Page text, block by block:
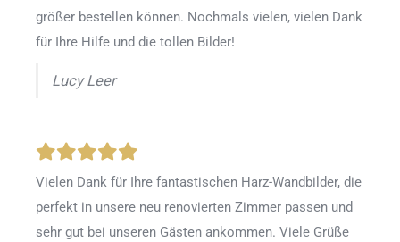
größer bestellen können. Nochmals vielen, vielen Dank
für Ihre Hilfe und die tollen Bilder!
Lucy Leer
Vielen Dank für Ihre fantastischen Harz-Wandbilder, die
perfekt in unsere neu renovierten Zimmer passen und
sehr gut bei unseren Gästen ankommen. Viele Grüße